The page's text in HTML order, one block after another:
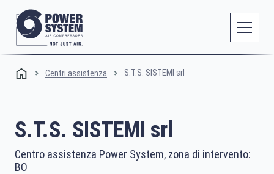
Centri assistenza S.T.S. SISTEMI srl
S.T.S. SISTEMI srl
Centro assistenza Power System, zona di intervento:
BO